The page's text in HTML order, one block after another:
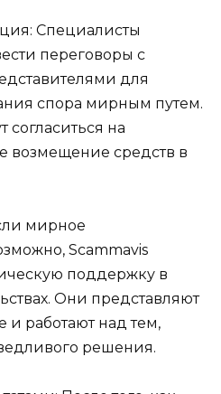
Специалисты
переговоры с
для
спора мирным путем.
согласиться на
возмещение средств в
мирное
Scammavis
поддержку в
Они представляют
и работают над тем,
решения.